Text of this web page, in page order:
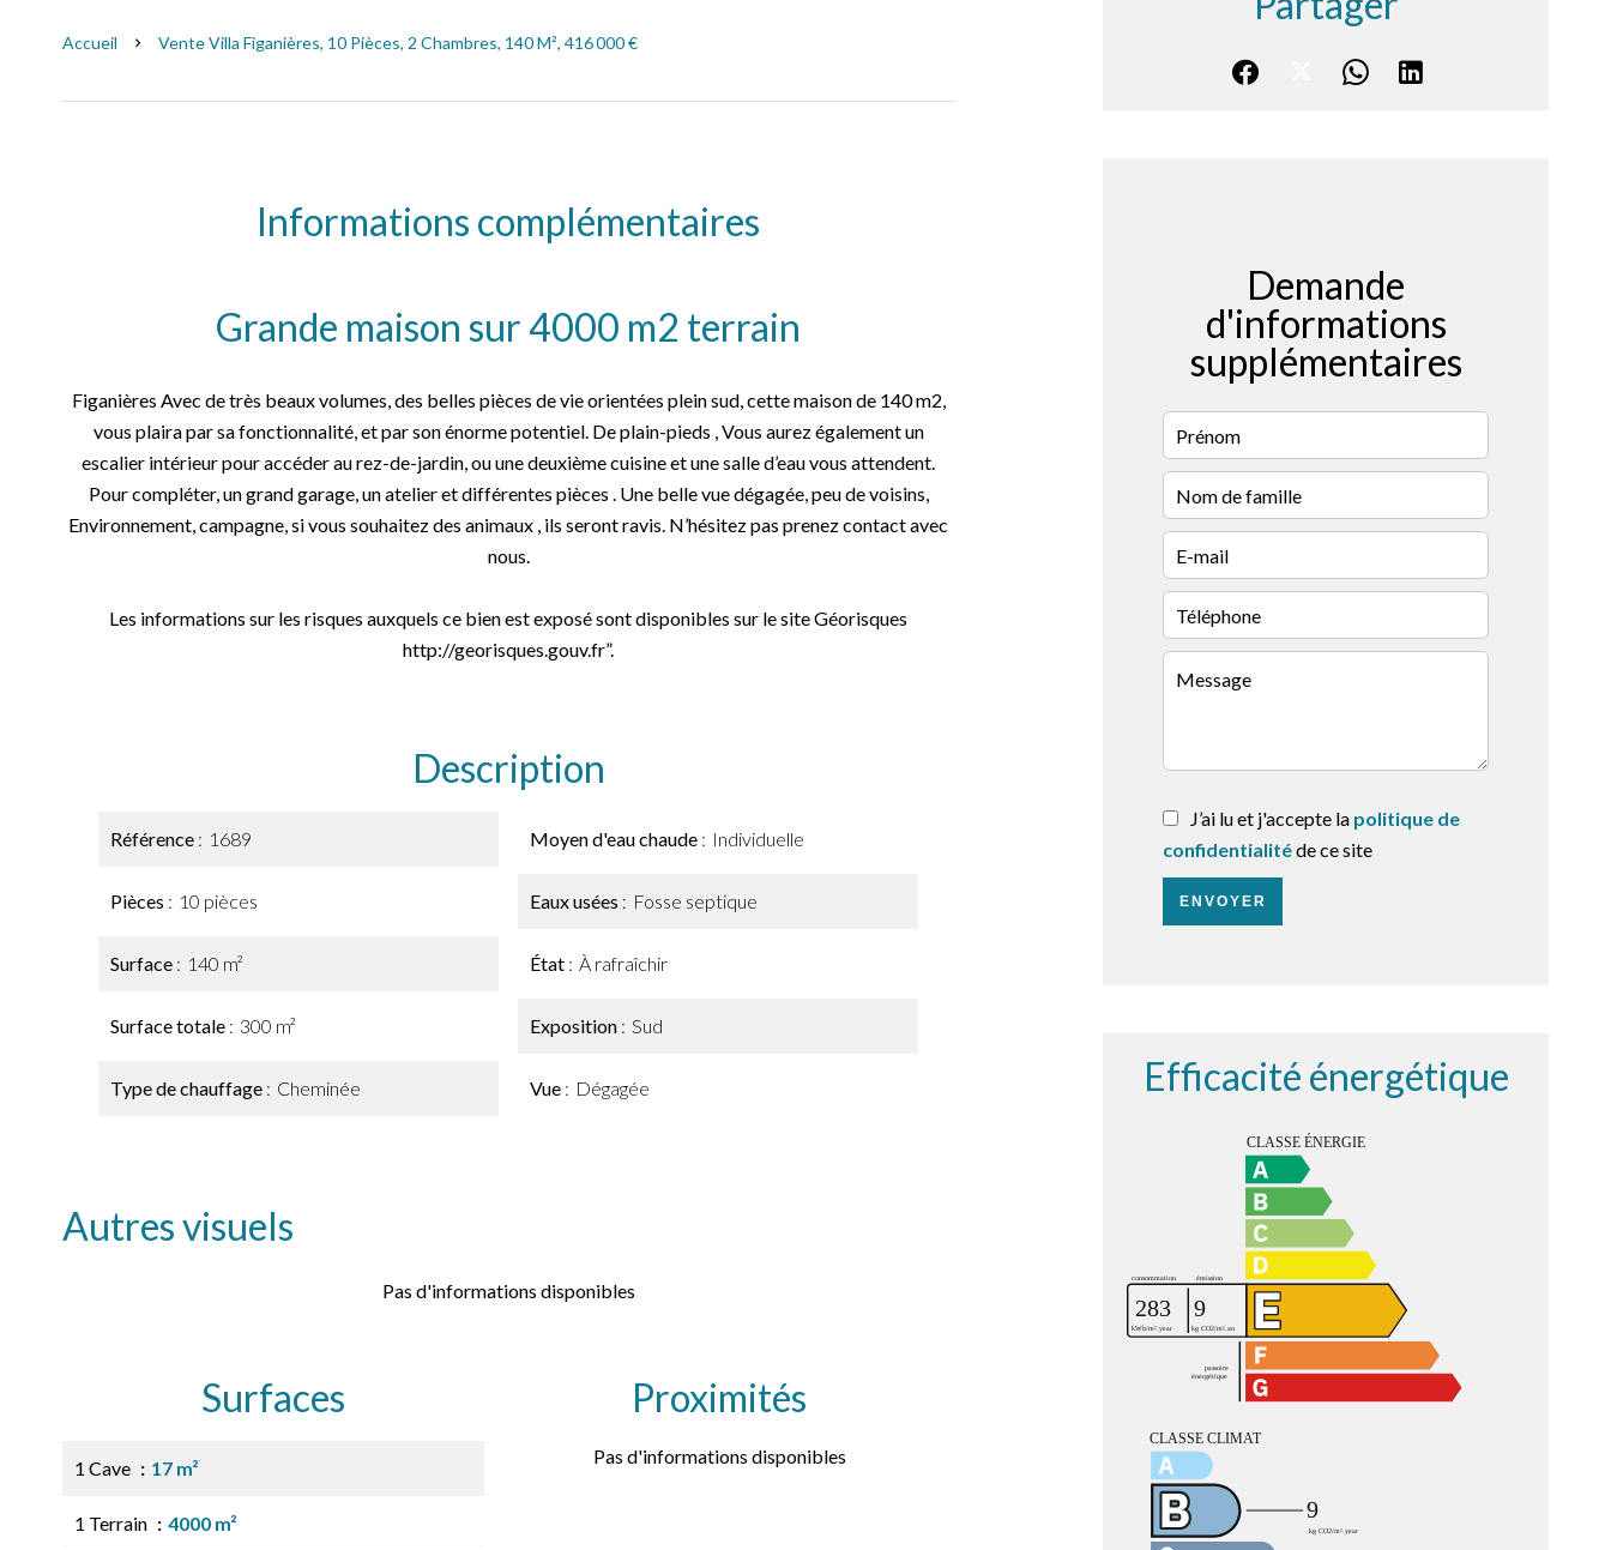
Accueil Vente Villa Figanières, 10 Pièces, 2 Chambres, 140 M², 416 000 €
Informations complémentaires
Grande maison sur 4000 m2 terrain
Figanières Avec de très beaux volumes, des belles pièces de vie orientées plein sud, cette maison de 140 m2,
vous plaira par sa fonctionnalité, et par son énorme potentiel. De plain-pieds , Vous aurez également un
escalier intérieur pour accéder au rez-de-jardin, ou une deuxième cuisine et une salle d’eau vous attendent.
Pour compléter, un grand garage, un atelier et différentes pièces . Une belle vue dégagée, peu de voisins,
Environnement, campagne, si vous souhaitez des animaux , ils seront ravis. N’hésitez pas prenez contact avec
nous.
Les informations sur les risques auxquels ce bien est exposé sont disponibles sur le site Géorisques
http://georisques.gouv.fr”.
Description
Référence 1689
Pièces 10 pièces
Surface 140 m²
Surface totale 300 m²
Type de chauffage Cheminée
Moyen d'eau chaude Individuelle
Eaux usées Fosse septique
État À rafraîchir
Exposition Sud
Vue Dégagée
Autres visuels
Pas d'informations disponibles
Surfaces
1 Cave 17 m²
1 Terrain 4000 m²
Proximités
Pas d'informations disponibles
Demande
d'informations
supplémentaires
J’ai lu et j'accepte la politique de
confidentialitéde ce site
ENVOYER
Efficacité énergétique